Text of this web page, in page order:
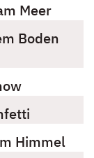
Meer
Boden
Himmel